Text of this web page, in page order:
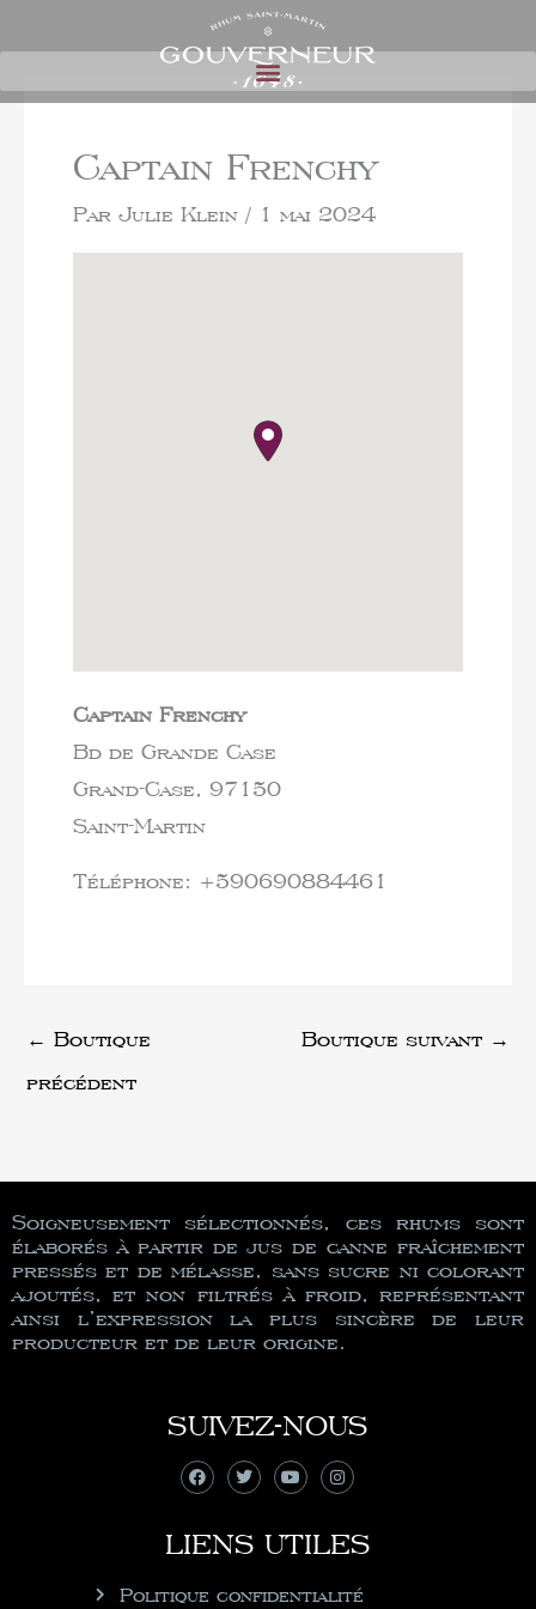
Captain Frenchy
Par Julie Klein / 1 mai 2024
Captain Frenchy
Bd de Grande Case
Grand-Case, 97150
Saint-Martin
Téléphone: +590690884461
← Boutique
précédent
Boutique suivant →
Soigneusement sélectionnés, ces rhums sont
élaborés à partir de jus de canne fraîchement
pressés et de mélasse, sans sucre ni colorant
ajoutés, et non filtrés à froid, représentant
ainsi l’expression la plus sincère de leur
producteur et de leur origine.
SUIVEZ-NOUS
LIENS UTILES
Politique confidentialité